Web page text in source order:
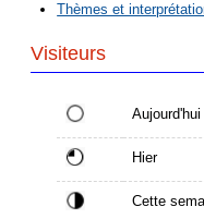
Thèmes et
Visiteurs
Aujourd'hui
Hier
Cette